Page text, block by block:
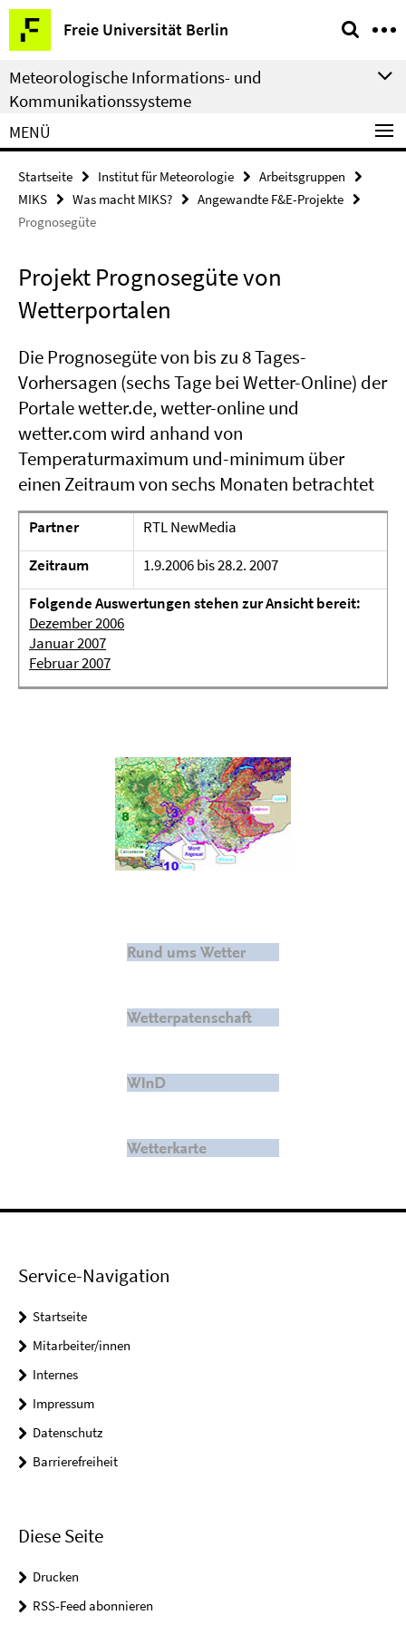
Springe
direkt
zu
Inhalt
Freie Universität Berlin
Service-
Navigation
Meteorologische Informations- und
Kommunikationssysteme
MENÜ
Startseite Institut für Meteorologie
Arbeitsgruppen
MIKS
Was macht MIKS?
Angewandte F&E-Projekte
Prognosegüte
Projekt Prognosegüte von
Wetterportalen
Die Prognosegüte von bis zu 8 Tages-
Vorhersagen (sechs Tage bei Wetter-Online) der
Portale wetter.de, wetter-online und
wetter.com wird anhand von
Temperaturmaximum und-minimum über
einen Zeitraum von sechs Monaten betrachtet
Partner
RTL NewMedia
Zeitraum
1.9.2006 bis 28.2. 2007
Folgende Auswertungen stehen zur Ansicht bereit:
Dezember 2006
Januar 2007
Februar 2007
Service-Navigation
Startseite
Mitarbeiter/innen
Internes
Impressum
Datenschutz
Barrierefreiheit
Diese Seite
Drucken
RSS-Feed abonnieren